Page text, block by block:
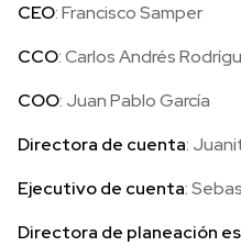
CEO: Francisco Samper
CCO: Carlos Andrés
COO: Juan Pablo García
Directora de cuenta:
Ejecutivo de cuenta:
Directora de planeación